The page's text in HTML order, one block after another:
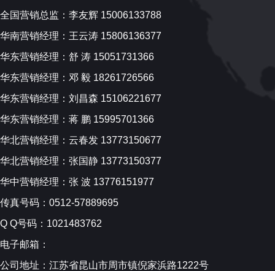
全国营销总监：李友辉 15006133788
华南营销经理：王云涛 15806136377
华东营销经理：舒 涛 15051731366
华东营销经理：邓 毅 18261726566
华东营销经理：刘昌森 15106221677
华东营销经理：蒋 鹏 15995701366
华北营销经理：云春发 13773150677
华北营销经理：张国静 13773150377
华中营销经理：张 波 13776151977
传真号码：0512-57889695
Q Q号码：1021483762
电子邮箱：
公司地址：江苏省昆山市周市镇倪家浜路1222号